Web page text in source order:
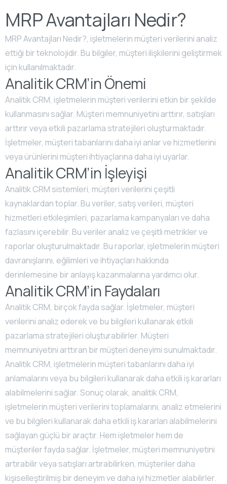
MRP Avantajları Nedir?
MRP Avantajları Nedir?, işletmelerin müşteri verilerini analiz
ettiği bir teknolojidir. Bu bilgiler, müşteri ilişkilerini geliştirmek
için kullanılmaktadır.
Analitik CRM’in Önemi
Analitik CRM, işletmelerin müşteri verilerini etkin bir şekilde
kullanmasını sağlar. Müşteri memnuniyetini arttırır, satışları
arttırır veya etkili pazarlama stratejileri oluşturmaktadır.
İşletmeler, müşteri tabanlarını daha iyi anlar ve hizmetlerini
veya ürünlerini müşteri ihtiyaçlarına daha iyi uyarlar.
Analitik CRM’in İşleyişi
Analitik CRM sistemleri, müşteri verilerini çeşitli
kaynaklardan toplar. Bu veriler, satış verileri, müşteri
hizmetleri etkileşimleri, pazarlama kampanyaları ve daha
fazlasını içerebilir. Bu veriler analiz ve çeşitli metrikler ve
raporlar oluşturulmaktadır. Bu raporlar, işletmelerin müşteri
davranışlarını, eğilimleri ve ihtiyaçları hakkında
derinlemesine bir anlayış kazanmalarına yardımcı olur.
Analitik CRM’in Faydaları
Analitik CRM, birçok fayda sağlar. İşletmeler, müşteri
verilerini analiz ederek ve bu bilgileri kullanarak etkili
pazarlama stratejileri oluşturabilirler. Müşteri
memnuniyetini arttıran bir müşteri deneyimi sunulmaktadır.
Analitik CRM, işletmelerin müşteri tabanlarını daha iyi
anlamalarını veya bu bilgileri kullanarak daha etkili iş kararları
alabilmelerini sağlar. Sonuç olarak, analitik CRM,
işletmelerin müşteri verilerini toplamalarını, analiz etmelerini
ve bu bilgileri kullanarak daha etkili iş kararları alabilmelerini
sağlayan güçlü bir araçtır. Hem işletmeler hem de
müşteriler fayda sağlar. İşletmeler, müşteri memnuniyetini
artırabilir veya satışları artırabilirken, müşteriler daha
kişiselleştirilmiş bir deneyim ve daha iyi hizmetler alabilirler.